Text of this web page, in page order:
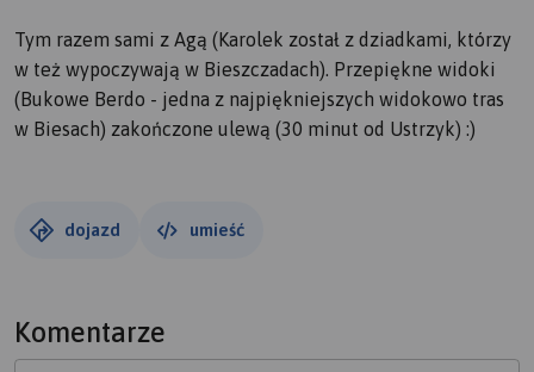
Tym razem sami z Agą (Karolek został z dziadkami, którzy
w też wypoczywają w Bieszczadach). Przepiękne widoki
(Bukowe Berdo - jedna z najpiękniejszych widokowo tras
w Biesach) zakończone ulewą (30 minut od Ustrzyk) :)
dojazd umieść
Komentarze